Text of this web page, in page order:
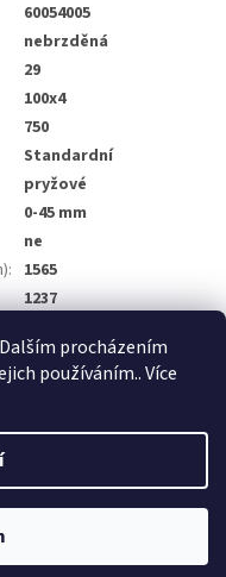
procházením
používáním.. Více
60054005
nebrzděná
29
100x4
750
Standardní
pryžové
0-45 mm
ne
: 1565
1237
vozíky. Všechna práva